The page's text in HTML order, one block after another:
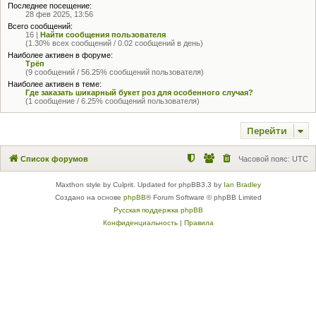
Последнее посещение:
28 фев 2025, 13:56
Всего сообщений:
16 | Найти сообщения пользователя
(1.30% всех сообщений / 0.02 сообщений в день)
Наиболее активен в форуме:
Трёп
(9 сообщений / 56.25% сообщений пользователя)
Наиболее активен в теме:
Где заказать шикарный букет роз для особенного случая?
(1 сообщение / 6.25% сообщений пользователя)
Перейти
Список форумов Часовой пояс: UTC
Maxthon style by Culprit. Updated for phpBB3.3 by Ian Bradley
Создано на основе phpBB® Forum Software © phpBB Limited
Русская поддержка phpBB
Конфиденциальность| Правила